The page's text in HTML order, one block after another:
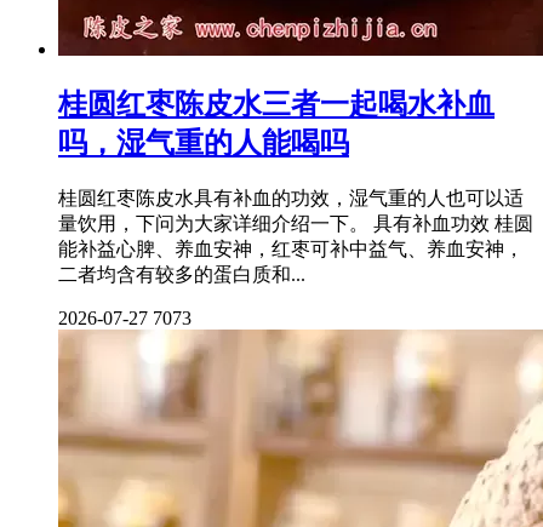
桂圆红枣陈皮水三者一起喝水补血
吗，湿气重的人能喝吗
桂圆红枣陈皮水具有补血的功效，湿气重的人也可以适
量饮用，下问为大家详细介绍一下。 具有补血功效 桂圆
能补益心脾、养血安神，红枣可补中益气、养血安神，
二者均含有较多的蛋白质和...
2026-07-27 7073